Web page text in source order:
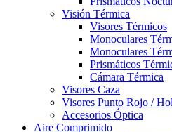
Visión Térmica
Visores Térmicos
Monoculares
Monoculares
Prismáticos
Cámara Térmica
Visores Caza
Visores Punto Rojo /
Accesorios Óptica
Aire Comprimido